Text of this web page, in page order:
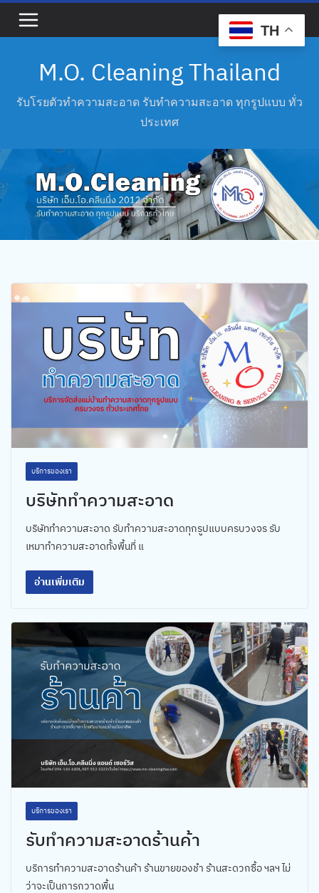
M.O. Cleaning Thailand
รับโรยตัวทำความสะอาด รับทำความสะอาด ทุกรูปแบบ ทั่ว
ประเทศ
บริการของเรา
บริษัททำความสะอาด
บริษัททำความสะอาด รับทำความสะอาดทุกรูปแบบครบวงจร รับ
เหมาทำความสะอาดทั้งพื้นที่ แ
อ่านเพิ่มเติม
บริการของเรา
รับทำความสะอาดร้านค้า
บริการทำความสะอาดร้านค้า ร้านขายของชำ ร้านสะดวกซื้อ ฯลฯ ไม่
ว่าจะเป็นการกวาดพื้น
TH